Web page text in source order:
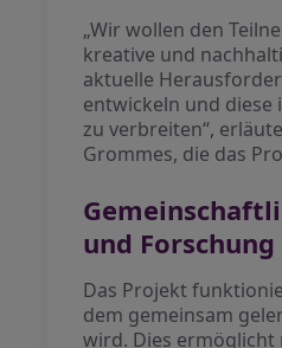
„Wir wollen den
kreative und
aktuelle
entwickeln und diese
zu verbreiten“,
Grommes, die das
und Forschung
Das Projekt
dem gemeinsam
wird. Dies ermöglicht